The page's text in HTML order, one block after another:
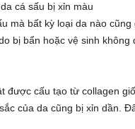
cá sấu bị xỉn màu
mà bất kỳ loại da nào
bị bẩn hoặc vệ sinh
được cấu tạo từ collagen
của da cũng bị xỉn dần.